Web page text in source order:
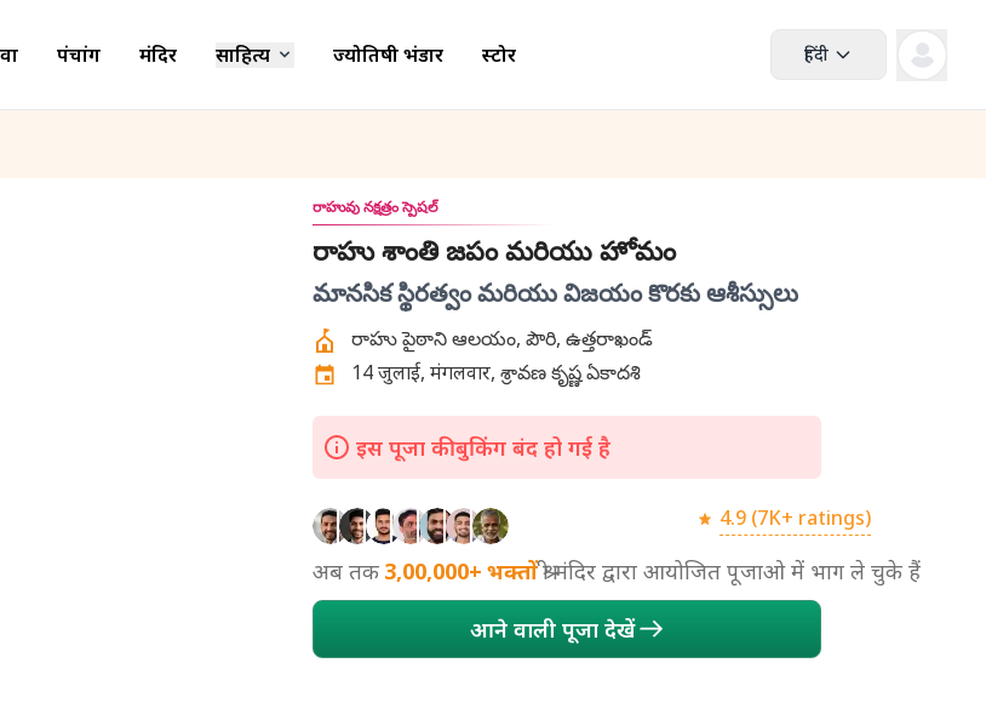
पंचांग मंदिर साहित्य ज्योतिषी भंडार स्टोर हिंदी
రాహువు నక్షత్రం స్పెషల్
రాహు శాంతి జపం మరియు హోమం
మానసిక స్థిరత్వం మరియు విజయం కొరకు ఆశీస్సులు
రాహు పైఠాని ఆలయం, పౌరి, ఉత్తరాఖండ్
14 जुलाई, मंगलवार, శ్రావణ కృష్ణ ఏకాదశి
इस पूजा की बुकिंग बंद हो गई है
4.9 (7K+ ratings)
अब तक 3,00,000+ भक्तोंश्री मंदिर द्वारा आयोजित पूजाओ में भाग ले चुके हैं
आने वाली पूजा देखें